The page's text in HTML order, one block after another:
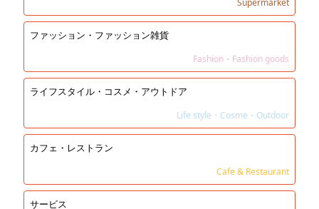
Supermarket
ファッション・ファッション雑貨
Fashion・Fashion goods
ライフスタイル・コスメ・アウトドア
Life style・Cosme・Outdoor
カフェ・レストラン
Cafe & Restaurant
サービス